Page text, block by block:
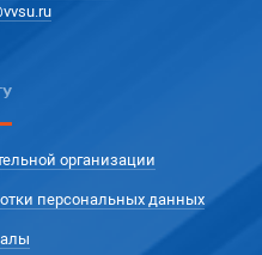
организации
персональных данных